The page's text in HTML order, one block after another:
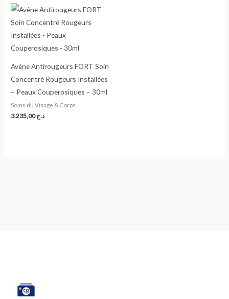
Avène Antirougeurs FORT Soin
Concentré Rougeurs Installées
– Peaux Couperosiques – 30ml
Soins du Visage & Corps
د.ج3.235,00